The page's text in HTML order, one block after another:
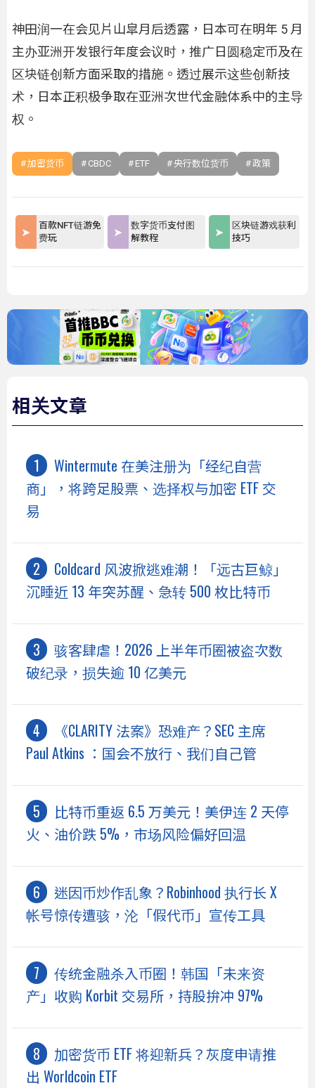
神田润一在会见片山皐月后透露，日本可在明年 5 月
主办亚洲开发银行年度会议时，推广日圆稳定币及在
区块链创新方面采取的措施。透过展示这些创新技
术，日本正积极争取在亚洲次世代金融体系中的主导
权。
加密货币 CBDC ETF 央行数位货币 政策
百款NFT链游免
费玩
数字货币支付图
解教程
区块链游戏获利
技巧
相关文章
Wintermute 在美注册为「经纪自营
商」，将跨足股票、选择权与加密 ETF 交
易
Coldcard 风波掀逃难潮！「远古巨鲸」
沉睡近 13 年突苏醒、急转 500 枚比特币
骇客肆虐！2026 上半年币圈被盗次数
破纪录，损失逾 10 亿美元
《CLARITY 法案》恐难产？SEC 主席
Paul Atkins ：国会不放行、我们自己管
比特币重返 6.5 万美元！美伊连 2 天停
火、油价跌 5%，市场风险偏好回温
迷因币炒作乱象？Robinhood 执行长 X
帐号惊传遭骇，沦「假代币」宣传工具
传统金融杀入币圈！韩国「未来资
产」收购 Korbit 交易所，持股拚冲 97%
加密货币 ETF 将迎新兵？灰度申请推
出 Worldcoin ETF